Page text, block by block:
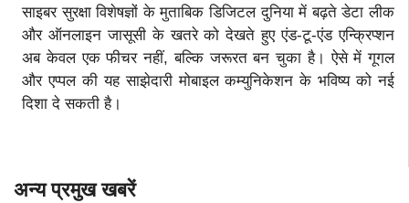
साइबर सुरक्षा विशेषज्ञों के मुताबिक डिजिटल दुनिया में बढ़ते डेटा लीक
और ऑनलाइन जासूसी के खतरे को देखते हुए एंड-टू-एंड एन्क्रिप्शन
अब केवल एक फीचर नहीं, बल्कि जरूरत बन चुका है। ऐसे में गूगल
और एप्पल की यह साझेदारी मोबाइल कम्युनिकेशन के भविष्य को नई
दिशा दे सकती है।
अन्य प्रमुख खबरें